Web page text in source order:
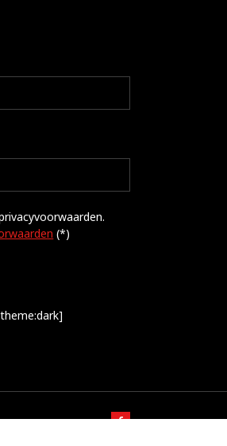
(*)